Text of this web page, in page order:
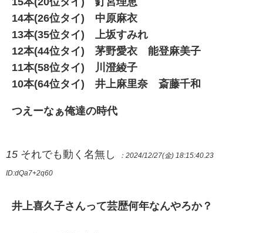
14本(26位タイ) 中原麻衣
13本(35位タイ) 上坂すみれ
12本(44位タイ) 茅野愛衣 能登麻美子
11本(58位タイ) 川澄綾子
10本(64位タイ) 井上麻里奈 斎藤千和
つえーなぁ俺達の時代
15 それでも動く名無し ：2024/12/27(金) 18:15:40.23
ID:dQa7+2q60
井上喜久子さんって芸歴何年なんやろか？